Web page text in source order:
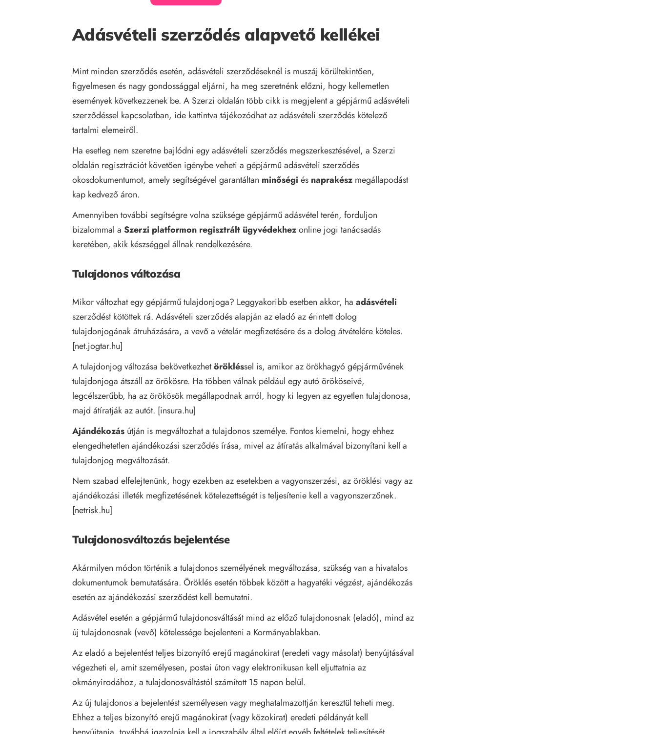
Adásvételi szerződés alapvető kellékei
Mint minden szerződés esetén, adásvételi szerződéseknél is muszáj körültekintően,
figyelmesen és nagy gondossággal eljárni, ha meg szeretnénk előzni, hogy kellemetlen
események következzenek be. A Szerzi oldalán több cikk is megjelent a gépjármű adásvételi
szerződéssel kapcsolatban, ide kattintva tájékozódhat az adásvételi szerződés kötelező
tartalmi elemeiről.
Ha esetleg nem szeretne bajlódni egy adásvételi szerződés megszerkesztésével, a Szerzi
oldalán regisztrációt követően igénybe veheti a gépjármű adásvételi szerződés
okosdokumentumot, amely segítségével garantáltan minőségi és naprakész megállapodást
kap kedvező áron.
Amennyiben további segítségre volna szüksége gépjármű adásvétel terén, forduljon
bizalommal a Szerzi platformon regisztrált ügyvédekhezonline jogi tanácsadás
keretében, akik készséggel állnak rendelkezésére.
Tulajdonos változása
Mikor változhat egy gépjármű tulajdonjoga? Leggyakoribb esetben akkor, ha adásvételi
szerződést kötöttek rá. Adásvételi szerződés alapján az eladó az érintett dolog
tulajdonjogának átruházására, a vevő a vételár megfizetésére és a dolog átvételére köteles.
[net.jogtar.hu]
A tulajdonjog változása bekövetkezhetörökléssel is, amikor az örökhagyó gépjárművének
tulajdonjoga átszáll az örökösre. Ha többen válnak például egy autó örököseivé,
legcélszerűbb, ha az örökösök megállapodnak arról, hogy ki legyen az egyetlen tulajdonosa,
majd átíratják az autót. [insura.hu]
Ajándékozás útján is megváltozhat a tulajdonos személye. Fontos kiemelni, hogy ehhez
elengedhetetlen ajándékozási szerződés írása, mivel az átíratás alkalmával bizonyítani kell a
tulajdonjog megváltozását.
Nem szabad elfelejtenünk, hogy ezekben az esetekben a vagyonszerzési, az öröklési vagy az
ajándékozási illeték megfizetésének kötelezettségét is teljesítenie kell a vagyonszerzőnek.
[netrisk.hu]
Tulajdonosváltozás bejelentése
Akármilyen módon történik a tulajdonos személyének megváltozása, szükség van a hivatalos
dokumentumok bemutatására. Öröklés esetén többek között a hagyatéki végzést, ajándékozás
esetén az ajándékozási szerződést kell bemutatni.
Adásvétel esetén a gépjármű tulajdonosváltását mind az előző tulajdonosnak (eladó), mind az
új tulajdonosnak (vevő) kötelessége bejelenteni a Kormányablakban.
Az eladó a bejelentést teljes bizonyító erejű magánokirat (eredeti vagy másolat) benyújtásával
végezheti el, amit személyesen, postai úton vagy elektronikusan kell eljuttatnia az
okmányirodához, a tulajdonosváltástól számított 15 napon belül.
Az új tulajdonos a bejelentést személyesen vagy meghatalmazottján keresztül teheti meg.
Ehhez a teljes bizonyító erejű magánokirat (vagy közokirat) eredeti példányát kell